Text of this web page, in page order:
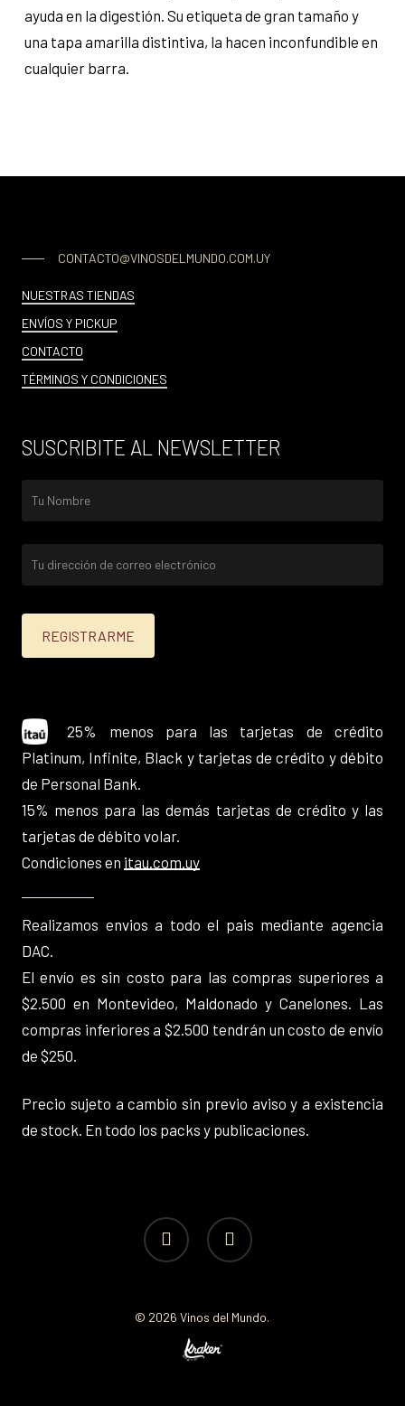
ayuda en la digestión. Su etiqueta de gran tamaño y
una tapa amarilla distintiva, la hacen inconfundible en
cualquier barra.
CONTACTO@VINOSDELMUNDO.COM.UY
NUESTRAS TIENDAS
ENVÍOS Y PICKUP
CONTACTO
TÉRMINOS Y CONDICIONES
SUSCRIBITE AL NEWSLETTER
25% menos para las tarjetas de crédito
Platinum, Infinite, Black y tarjetas de crédito y débito
de Personal Bank.
15% menos para las demás tarjetas de crédito y las
tarjetas de débito volar.
Condiciones en itau.com.uy
Realizamos envios a todo el pais mediante agencia
DAC.
El envío es sin costo para las compras superiores a
$2.500 en Montevideo, Maldonado y Canelones. Las
compras inferiores a $2.500 tendrán un costo de envío
de $250.
Precio sujeto a cambio sin previo aviso y a existencia
de stock. En todo los packs y publicaciones.
facebook instagram
© 2026 Vinos del Mundo.